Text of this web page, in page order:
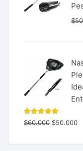
$
Valorado
con 5.00
$60.000 $50.000